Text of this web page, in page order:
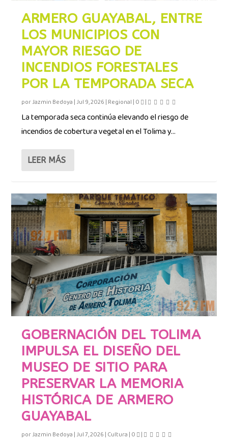
ARMERO GUAYABAL, ENTRE
LOS MUNICIPIOS CON
MAYOR RIESGO DE
INCENDIOS FORESTALES
POR LA TEMPORADA SECA
porJazmin Bedoya | Jul 9, 2026 | Regional | 0 |
La temporada seca continúa elevando el riesgo de
incendios de cobertura vegetal en el Tolima y...
LEER MÁS
GOBERNACIÓN DEL TOLIMA
IMPULSA EL DISEÑO DEL
MUSEO DE SITIO PARA
PRESERVAR LA MEMORIA
HISTÓRICA DE ARMERO
GUAYABAL
porJazmin Bedoya | Jul 7, 2026 | Cultura | 0 |